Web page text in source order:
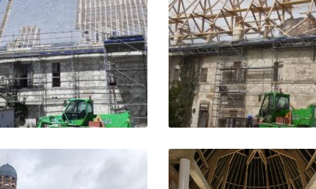
Agrandir la photo Agrandir la